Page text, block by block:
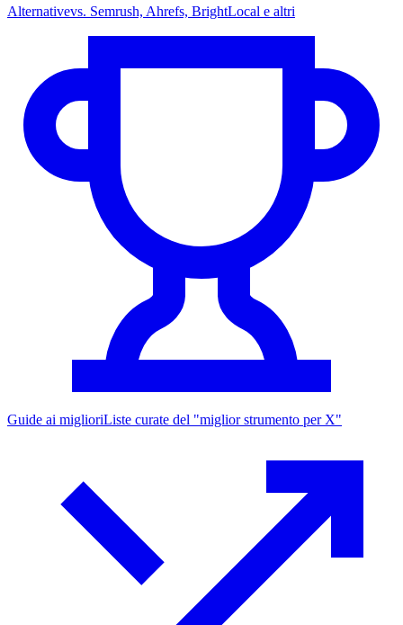
Alternativevs. Semrush, Ahrefs, BrightLocal e altri
Guide ai miglioriListe curate del "miglior strumento per X"